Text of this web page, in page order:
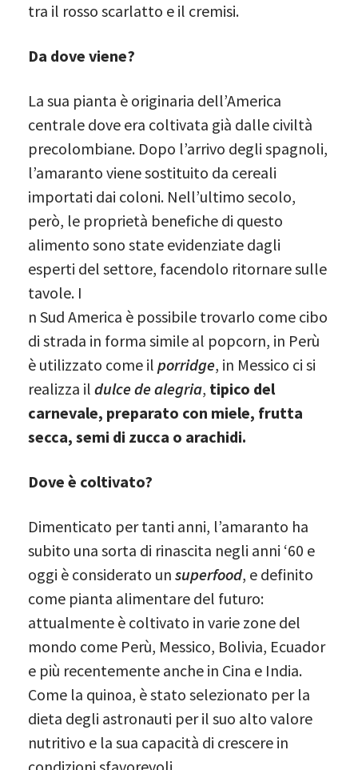
tra il rosso scarlatto e il cremisi.
Da dove viene?
La sua pianta è originaria dell’America
centrale dove era coltivata già dalle civiltà
precolombiane. Dopo l’arrivo degli spagnoli,
l’amaranto viene sostituito da cereali
importati dai coloni. Nell’ultimo secolo,
però, le proprietà benefiche di questo
alimento sono state evidenziate dagli
esperti del settore, facendolo ritornare sulle
tavole. I
n Sud America è possibile trovarlo come cibo
di strada in forma simile al popcorn, in Perù
è utilizzato come il porridge, in Messico ci si
realizza il dulce de alegria, tipico del
carnevale, preparato con miele, frutta
secca, semi di zucca o arachidi.
Dove è coltivato?
Dimenticato per tanti anni, l’amaranto ha
subito una sorta di rinascita negli anni ‘60 e
oggi è considerato un superfood, e definito
come pianta alimentare del futuro:
attualmente è coltivato in varie zone del
mondo come Perù, Messico, Bolivia, Ecuador
e più recentemente anche in Cina e India.
Come la quinoa, è stato selezionato per la
dieta degli astronauti per il suo alto valore
nutritivo e la sua capacità di crescere in